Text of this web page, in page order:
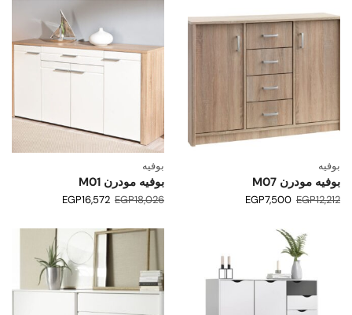
بوفيه
بوفيه مودرن M07
EGP12,212
EGP7,500
بوفيه
بوفيه مودرن M01
EGP18,026
EGP16,572